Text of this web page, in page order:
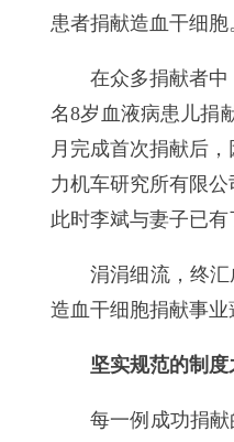
患者捐献造血干细胞
在众多捐献者
名8岁血液病患儿捐
月完成首次捐献后
力机车研究所有限
此时李斌与妻子已
涓涓细流，终
造血干细胞捐献事业
坚实规范的制
每一例成功捐